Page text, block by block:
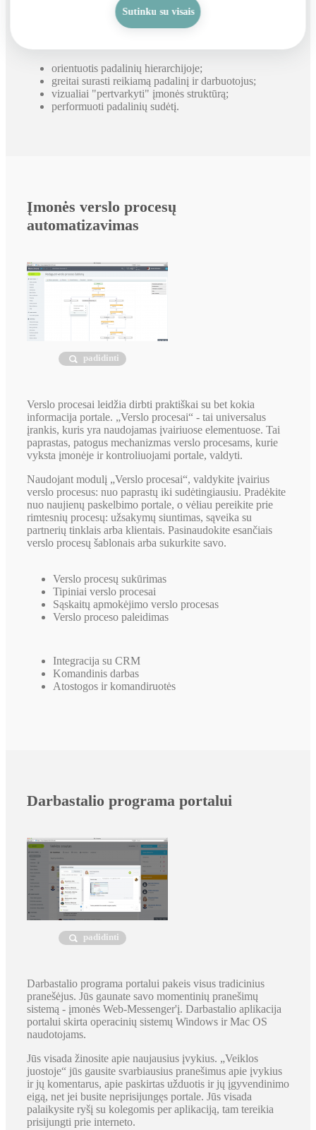
informacijos teises, tvarkyti tarpusavio sąryšių sistemą
skirtą ataskaitų formavimui.
orientuotis padalinių hierarchijoje;
greitai surasti reikiamą padalinį ir darbuotojus;
vizualiai "pertvarkyti" įmonės struktūrą;
performuoti padalinių sudėtį.
Įmonės verslo procesų
automatizavimas
padidinti
Verslo procesai leidžia dirbti praktiškai su bet kokia
informacija portale. „Verslo procesai“ - tai universalus
įrankis, kuris yra naudojamas įvairiuose elementuose. Tai
paprastas, patogus mechanizmas verslo procesams, kurie
vyksta įmonėje ir kontroliuojami portale, valdyti.
Naudojant modulį „Verslo procesai“, valdykite įvairius
verslo procesus: nuo paprastų iki sudėtingiausiu. Pradėkite
nuo naujienų paskelbimo portale, o vėliau pereikite prie
rimtesnių procesų: užsakymų siuntimas, sąveika su
partnerių tinklais arba klientais. Pasinaudokite esančiais
verslo procesų šablonais arba sukurkite savo.
Verslo procesų sukūrimas
Tipiniai verslo procesai
Sąskaitų apmokėjimo verslo procesas
Verslo proceso paleidimas
Integracija su CRM
Komandinis darbas
Atostogos ir komandiruotės
Darbastalio programa portalui
padidinti
Darbastalio programa portalui pakeis visus tradicinius
pranešėjus. Jūs gaunate savo momentinių pranešimų
sistemą - įmonės Web-Messenger'į. Darbastalio aplikacija
portalui skirta operacinių sistemų Windows ir Mac OS
naudotojams.
Jūs visada žinosite apie naujausius įvykius. „Veiklos
juostoje“ jūs gausite svarbiausius pranešimus apie įvykius
ir jų komentarus, apie paskirtas užduotis ir jų įgyvendinimo
eigą, net jei busite neprisijungęs portale. Jūs visada
palaikysite ryšį su kolegomis per aplikaciją, tam tereikia
prisijungti prie interneto.
Sutinku su visais